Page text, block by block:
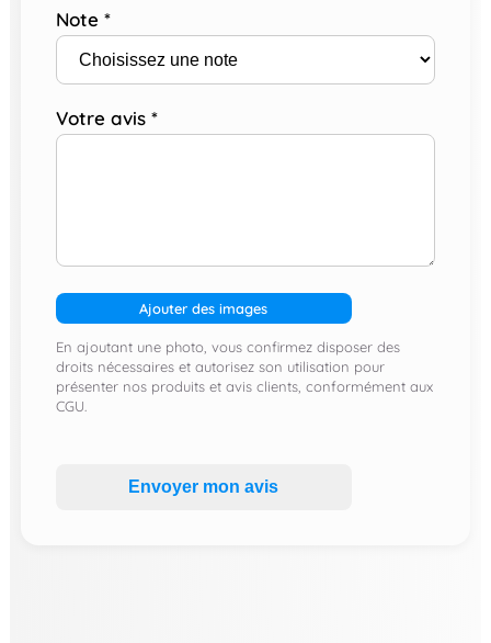
Note *
Votre avis *
Ajouter des images
En ajoutant une photo, vous confirmez disposer des
droits nécessaires et autorisez son utilisation pour
présenter nos produits et avis clients, conformément aux
CGU.
Envoyer mon avis